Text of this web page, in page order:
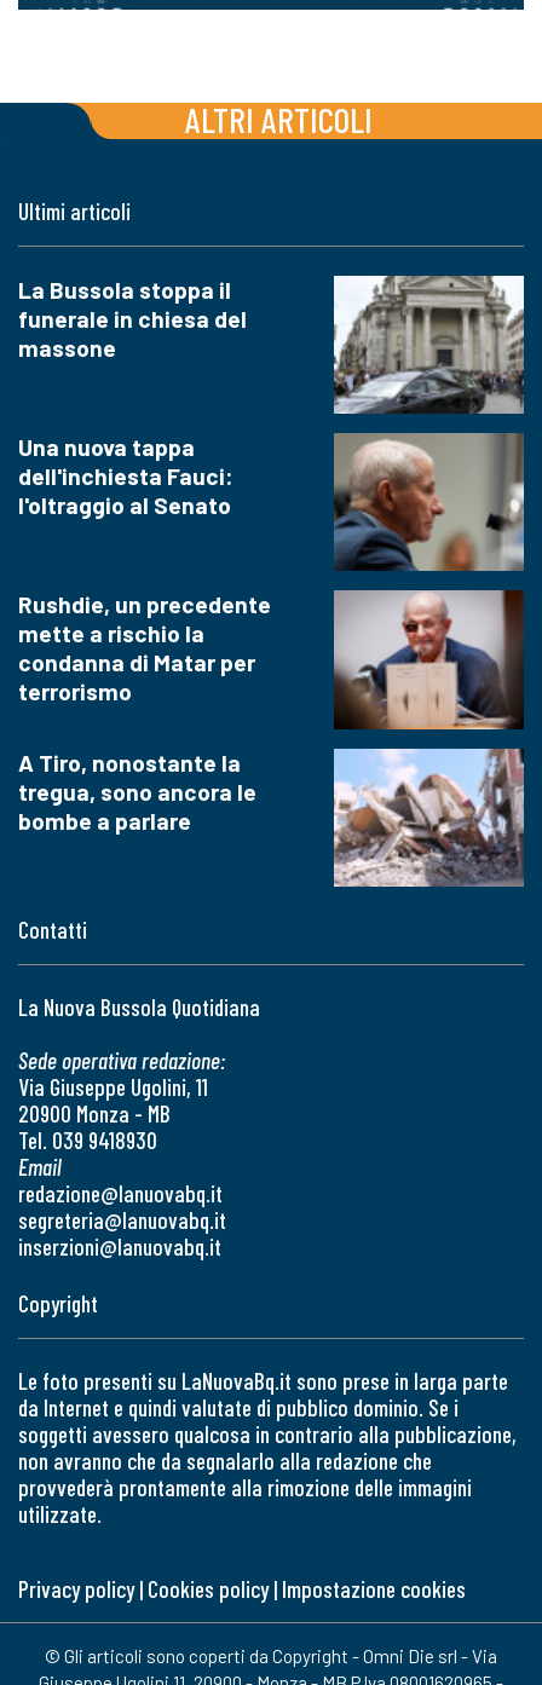
ALTRI ARTICOLI
Contatti
La Nuova Bussola Quotidiana
Sede operativa redazione:
Via Giuseppe Ugolini, 11
20900 Monza - MB
Tel. 039 9418930
Email
redazione@lanuovabq.it
segreteria@lanuovabq.it
inserzioni@lanuovabq.it
Ultimi articoli
La Bussola stoppa il
funerale in chiesa del
massone
Una nuova tappa
dell'inchiesta Fauci:
l'oltraggio al Senato
Rushdie, un precedente
mette a rischio la
condanna di Matar per
terrorismo
A Tiro, nonostante la
tregua, sono ancora le
bombe a parlare
Copyright
Le foto presenti su LaNuovaBq.it sono prese in larga parte
da Internet e quindi valutate di pubblico dominio. Se i
soggetti avessero qualcosa in contrario alla pubblicazione,
non avranno che da segnalarlo alla redazione che
provvederà prontamente alla rimozione delle immagini
utilizzate.
Privacy policy| Cookies policy| Impostazione cookies
© Gli articoli sono coperti da Copyright - Omni Die srl - Via